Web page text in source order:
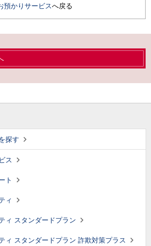
預かりサービスへ戻る
探す
ス
ト
ィ
ィ スタンダードプラン
ィ スタンダードプラン 詐欺対策プラス